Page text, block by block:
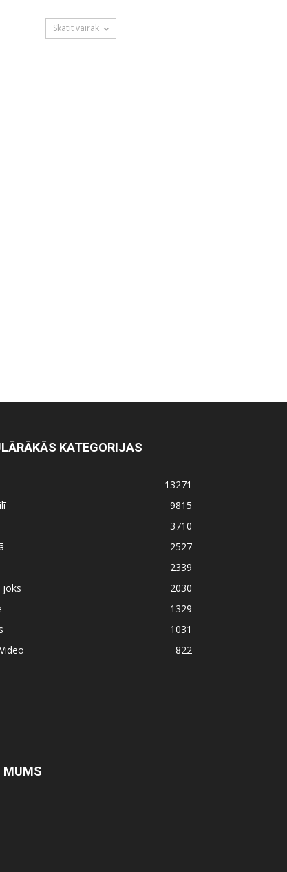
Skatīt vairāk
KATEGORIJAS
13271
9815
3710
2527
2339
joks
2030
1329
1031
822
MUMS